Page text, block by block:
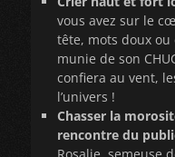
vous avez sur le
tête, mots doux ou
munie de son
confiera au vent,
l’univers !
Chasser la
rencontre du